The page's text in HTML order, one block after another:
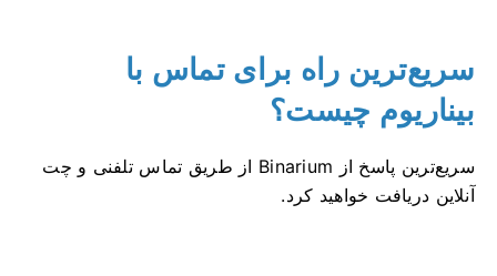
سریع‌ترین راه برای تماس با
بیناریوم چیست؟
سریع‌ترین پاسخ از Binarium از طریق تماس تلفنی و چت
آنلاین دریافت خواهید کرد.